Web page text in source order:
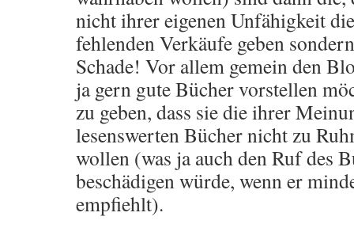
nicht ihrer eigenen Unfähigkeit
fehlenden Verkäufe geben
Schade! Vor allem gemein den
ja gern gute Bücher vorstellen
zu geben, dass sie die ihrer
lesenswerten Bücher nicht zu
wollen (was ja auch den Ruf des
beschädigen würde, wenn er
empfiehlt).